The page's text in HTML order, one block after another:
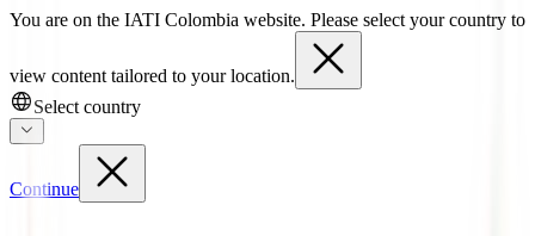
You are on the IATI Colombia website. Please select your country to
view content tailored to your location.
Select country
Continue